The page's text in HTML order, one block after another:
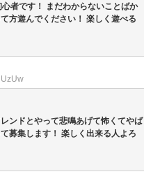
者です！ まだわからないことばか
方遊んでください！ 楽しく遊べる
ンドとやって悲鳴あげて怖くてやば
募集します！ 楽しく出来る人よろ